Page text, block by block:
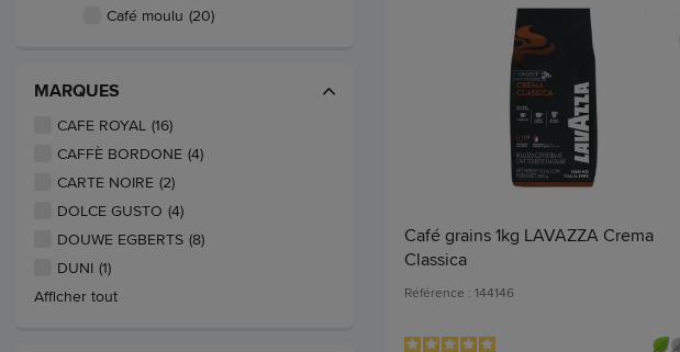
Café moulu (20)
MARQUES
CAFE ROYAL (16)
CAFFÈ BORDONE (4)
CARTE NOIRE (2)
DOLCE GUSTO (4)
DOUWE EGBERTS (8)
DUNI (1)
Afficher tout
Café grains 1kg LAVAZZA Crema
Classica
Référence : 144146